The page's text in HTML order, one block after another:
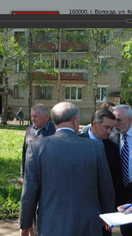
160000, г. Вологда, ул.
официальный сайт
График приема
Выезд Губернатора во дворы